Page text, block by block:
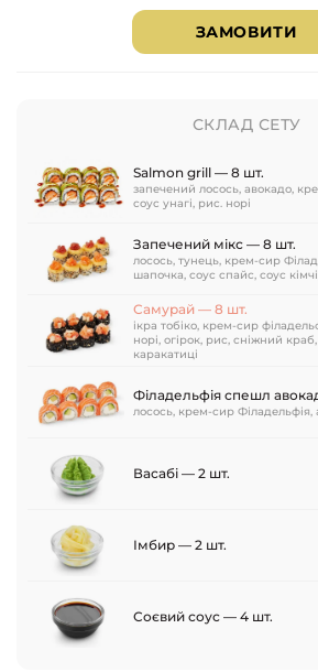
ЗАМОВИТИ
СКЛАД СЕТУ
Salmon grill — 8 шт.
запечений лосось, авокадо,
соус унагі, рис. норі
Запечений мікс — 8 шт.
лосось, тунець, крем-сир
шапочка, соус спайс, соус
Самурай — 8 шт.
ікра тобіко, крем-сир
норі, огірок, рис, сніжний
каракатиці
Філадельфія спешл
лосось, крем-сир Філадельфія,
Васабі — 2 шт.
Імбир — 2 шт.
Соєвий соус — 4 шт.